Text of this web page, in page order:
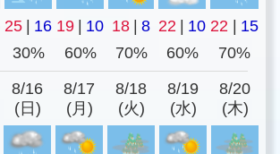
25 16 19 10 18 8 22 10 22
15
30% 60% 70% 60% 70%
8/16
(日)
8/17
(月)
8/18
(火)
8/19
(水)
8/20
(木)